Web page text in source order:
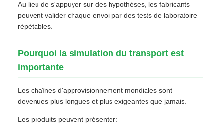
Au lieu de s'appuyer sur des hypothèses, les fabricants
peuvent valider chaque envoi par des tests de laboratoire
répétables.
Pourquoi la simulation du transport est
importante
Les chaînes d'approvisionnement mondiales sont
devenues plus longues et plus exigeantes que jamais.
Les produits peuvent présenter: